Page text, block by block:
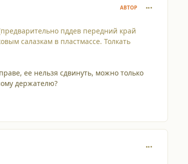
АВТОР
пддев передний край
салазкам в пластмассе. Толкать
ее нельзя сдвинуть, можно только
держателю?